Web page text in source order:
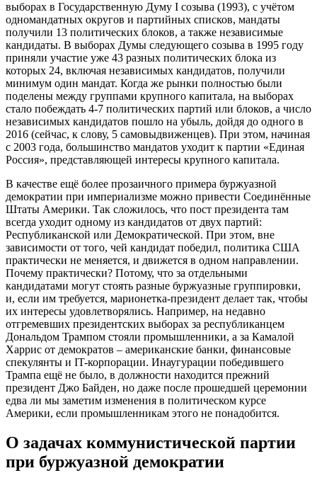
выборах в Государственную Думу I созыва (1993), с учётом
одномандатных округов и партийных списков, мандаты
получили 13 политических блоков, а также независимые
кандидаты. В выборах Думы следующего созыва в 1995 году
приняли участие уже 43 разных политических блока из
которых 24, включая независимых кандидатов, получили
минимум один мандат. Когда же рынки полностью были
поделены между группами крупного капитала, на выборах
стало побеждать 4-7 политических партий или блоков, а число
независимых кандидатов пошло на убыль, дойдя до одного в
2016 (сейчас, к слову, 5 самовыдвиженцев). При этом, начиная
с 2003 года, большинство мандатов уходит к партии «Единая
Россия», представляющей интересы крупного капитала.
В качестве ещё более прозаичного примера буржуазной
демократии при империализме можно привести Соединённые
Штаты Америки. Так сложилось, что пост президента там
всегда уходит одному из кандидатов от двух партий:
Республиканской или Демократической. При этом, вне
зависимости от того, чей кандидат победил, политика США
практически не меняется, и движется в одном направлении.
Почему практически? Потому, что за отдельными
кандидатами могут стоять разные буржуазные группировки,
и, если им требуется, марионетка-президент делает так, чтобы
их интересы удовлетворялись. Например, на недавно
отгремевших президентских выборах за республиканцем
Дональдом Трампом стояли промышленники, а за Камалой
Харрис от демократов – американские банки, финансовые
спекулянты и IT-корпорации. Инаугурации победившего
Трампа ещё не было, в должности находится прежний
президент Джо Байден, но даже после прошедшей церемонии
едва ли мы заметим изменения в политическом курсе
Америки, если промышленникам этого не понадобится.
О задачах коммунистической партии
при буржуазной демократии